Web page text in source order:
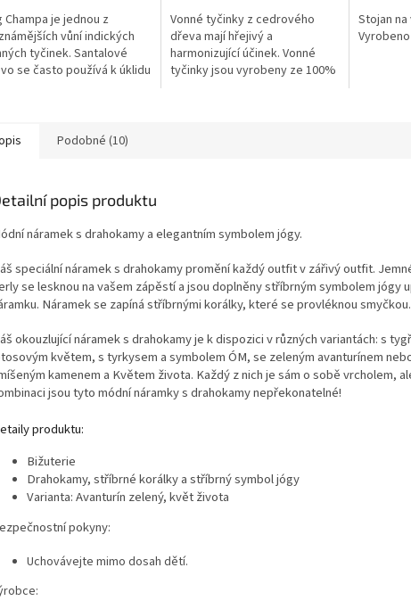
Champa je jednou z
vůní indických
tyčinek. Santalové
se často používá k úklidu
Vonné tyčinky z cedrového
dřeva mají hřejivý a
harmonizující účinek. Vonné
tyčinky jsou vyrobeny ze 100%
Stojan
Podobné (10)
popis produktu
náramek s drahokamy a elegantním symbolem jógy.
speciální náramek s drahokamy promění každý outfit v zářivý outfit.
se lesknou na vašem zápěstí a jsou doplněny stříbrným symbolem jógy
Náramek se zapíná stříbrnými korálky, které se provléknou smyčkou.
okouzlující náramek s drahokamy je k dispozici v různých variantách: s
květem, s tyrkysem a symbolem ÓM, se zeleným avanturínem
kamenem a Květem života. Každý z nich je sám o sobě vrcholem,
jsou tyto módní náramky s drahokamy nepřekonatelné!
produktu:
Bižuterie
Drahokamy, stříbrné korálky a stříbrný symbol jógy
Varianta: Avanturín zelený, květ života
pokyny:
Uchovávejte mimo dosah dětí.